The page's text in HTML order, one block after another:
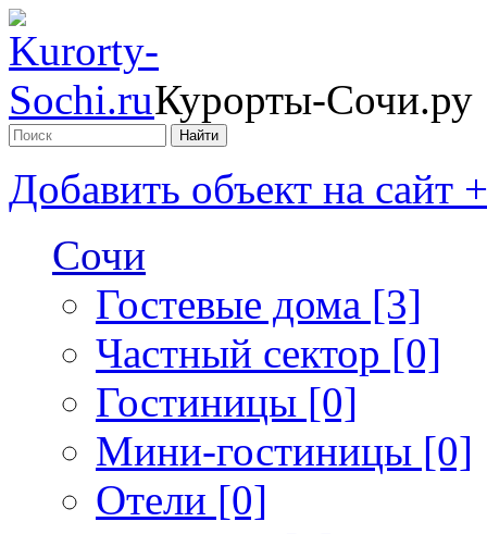
Курорты-Сочи.ру
Добавить объект на сайт +
Сочи
Гостевые дома [3]
Частный сектор [0]
Гостиницы [0]
Мини-гостиницы [0]
Отели [0]